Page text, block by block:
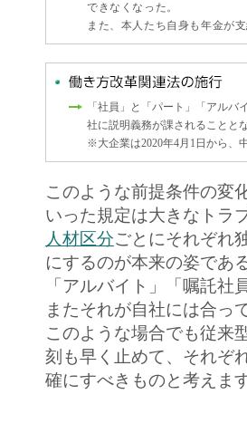
できなくなった。
また、本人たち自身も年金が
「社員」と「パート」「アル
社に説明義務が課されることとな
※大企業は2020年4月1日から、
このような前提条件の変
いった規定は大きなトラ
人材区分ごとにそれぞれ
にするのが本来の姿であ
「アルバイト」「嘱託
またそれが自社には合っ
このような場合でも従来
刻も早く止めて、それぞ
確にすべきものと考えます